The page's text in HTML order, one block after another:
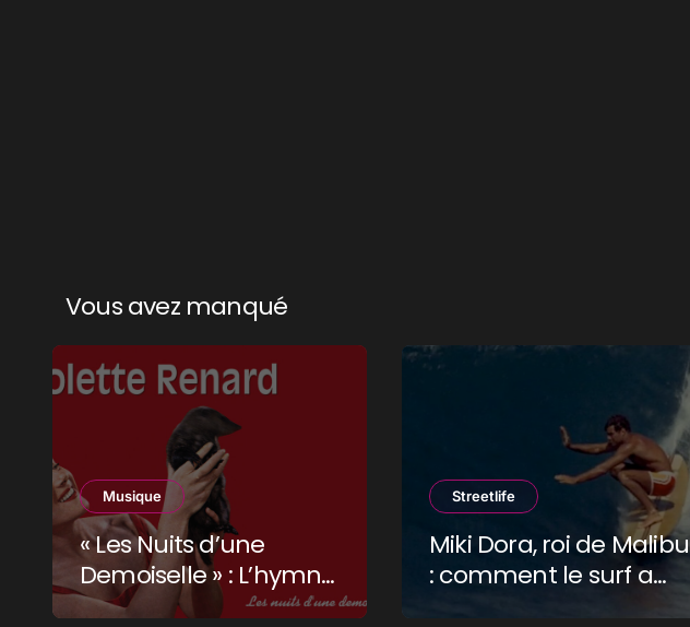
Vous avez manqué
Musique
« Les Nuits d’une
Demoiselle » : L’hymne
coquin qui a niqué la
Streetlife
Miki Dora, roi de Malibu
: comment le surf a